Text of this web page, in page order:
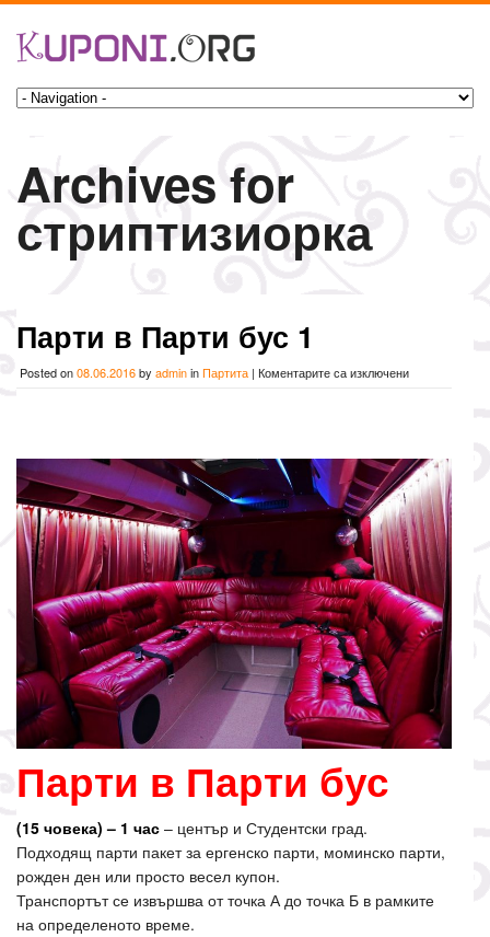
Archives for
стриптизиорка
Парти в Парти бус 1
Posted on08.06.2016by admininПартита | Коментарите са изключениза
1
Парти в Парти бус
(15 човека) – 1 час – център и Студентски град.
Подходящ парти пакет за ергенско парти, моминско парти,
рожден ден или просто весел купон.
Транспортът се извършва от точка А до точка Б в рамките
на определеното време.